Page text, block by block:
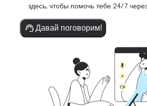
здесь, чтобы помочь тебе 24/7
Давай поговорим!